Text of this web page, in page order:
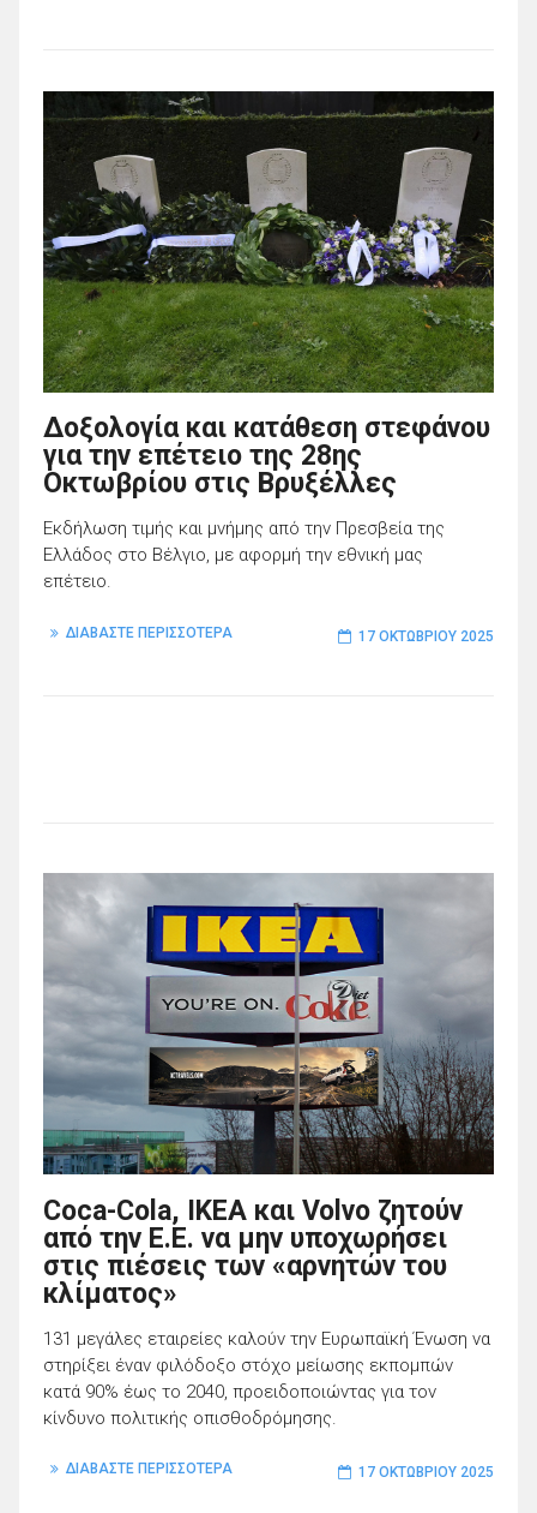
Δοξολογία και κατάθεση στεφάνου
για την επέτειο της 28ης
Οκτωβρίου στις Βρυξέλλες
Εκδήλωση τιμής και μνήμης από την Πρεσβεία της
Ελλάδος στο Βέλγιο, με αφορμή την εθνική μας
επέτειο.
ΔΙΑΒΑΣΤΕ ΠΕΡΙΣΣΟΤΕΡΑ 17 ΟΚΤΩΒΡΊΟΥ 2025
Coca-Cola, IKEA και Volvo ζητούν
από την Ε.Ε. να μην υποχωρήσει
στις πιέσεις των «αρνητών του
κλίματος»
131 μεγάλες εταιρείες καλούν την Ευρωπαϊκή Ένωση να
στηρίξει έναν φιλόδοξο στόχο μείωσης εκπομπών
κατά 90% έως το 2040, προειδοποιώντας για τον
κίνδυνο πολιτικής οπισθοδρόμησης.
ΔΙΑΒΑΣΤΕ ΠΕΡΙΣΣΟΤΕΡΑ 17 ΟΚΤΩΒΡΊΟΥ 2025